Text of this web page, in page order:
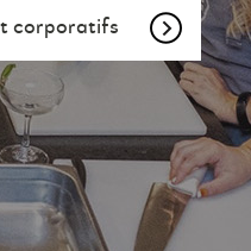
corporatifs